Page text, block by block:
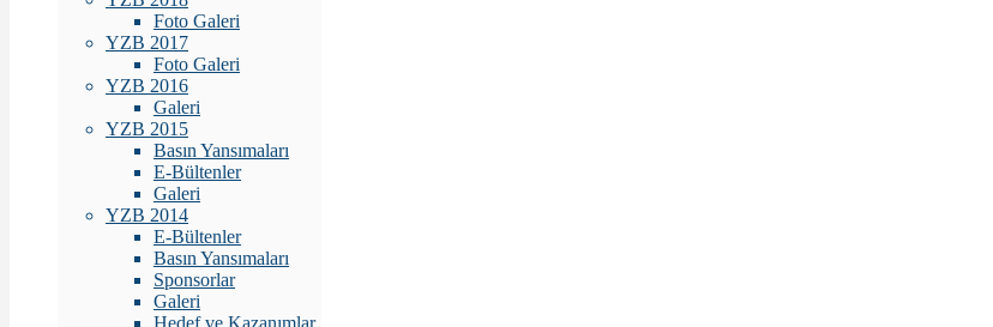
Foto Galeri
YZB 2017
Foto Galeri
YZB 2016
Galeri
YZB 2015
Basın Yansımaları
E-Bültenler
Galeri
YZB 2014
E-Bültenler
Basın Yansımaları
Sponsorlar
Galeri
Hedef ve Kazanımlar